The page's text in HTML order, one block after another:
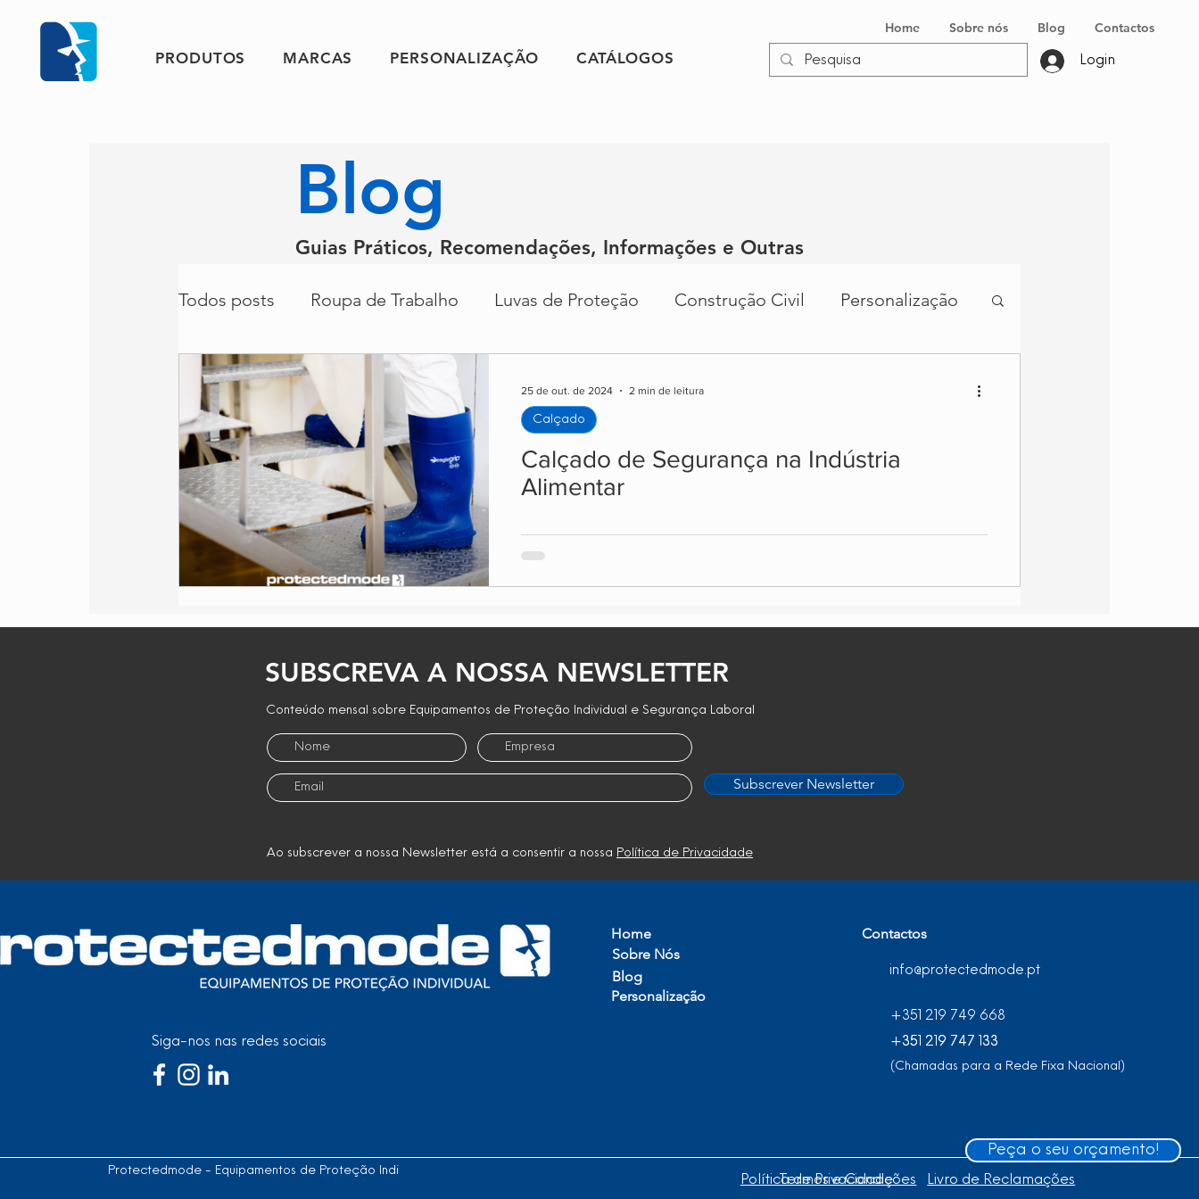
PRODUTOS MARCAS PERSONALIZAÇÃO CATÁLOGOS
Home Sobre nós Blog Contactos
Login
Blog
Guias Práticos, Recomendações, Informações e Outras
Todos posts Roupa de Trabalho Luvas de Proteção Construção Civil Personalização
Calçado Indústria Alimentar
Proteção Respiratória Proteção Auditiva
Parcerias Saúde Limpeza e Manutenção
Calçado de Segurança na Indústria
Alimentar
Calçado
25 de out. de 2024 2 min de leitura
Peça o seu orçamento!
SUBSCREVA A NOSSA NEWSLETTER
Conteúdo mensal sobre Equipamentos de Proteção Individual e Segurança Laboral
Subscrever Newsletter
Ao subscrever a nossa Newsletter está a consentir a nossa Política de Privacidade
Siga-nos nas redes sociais
Protectedmode - Equipamentos de Proteção Individual, Lda
Home
Sobre Nós
Blog
Personalização
Política de Privacidade
Contactos
info@protectedmode.pt
+351 219 749 668
+351 219 747 133
+351 219 747 133
(Chamadas para a Rede Fixa Nacional)
Termos e Condições Livro de Reclamações